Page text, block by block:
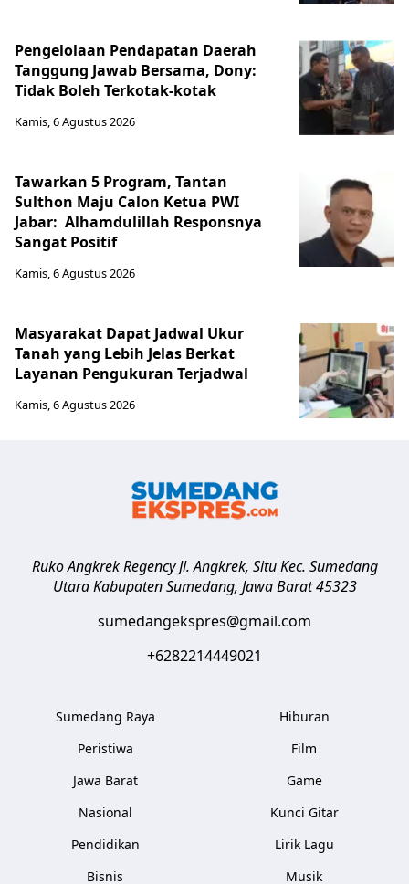
Pengelolaan Pendapatan Daerah
Tanggung Jawab Bersama, Dony:
Tidak Boleh Terkotak-kotak
Kamis, 6 Agustus 2026
Tawarkan 5 Program, Tantan
Sulthon Maju Calon Ketua PWI
Jabar: Alhamdulillah Responsnya
Sangat Positif
Kamis, 6 Agustus 2026
Masyarakat Dapat Jadwal Ukur
Tanah yang Lebih Jelas Berkat
Layanan Pengukuran Terjadwal
Kamis, 6 Agustus 2026
Ruko Angkrek Regency Jl. Angkrek, Situ Kec. Sumedang
Utara Kabupaten Sumedang, Jawa Barat 45323
sumedangekspres@gmail.com
+6282214449021
Sumedang Raya
Peristiwa
Jawa Barat
Nasional
Pendidikan
Bisnis
Hiburan
Film
Game
Kunci Gitar
Lirik Lagu
Musik